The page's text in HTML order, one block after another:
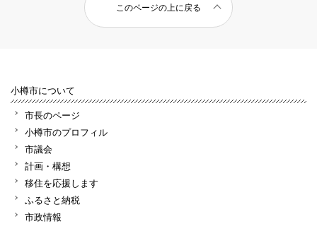
このページの上に戻る
小樽市について
市長のページ
小樽市のプロフィル
市議会
計画・構想
移住を応援します
ふるさと納税
市政情報